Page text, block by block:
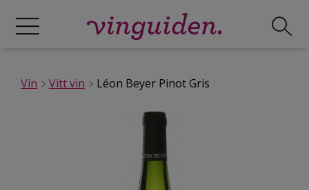
Vin Vitt vin Léon Beyer Pinot Gris